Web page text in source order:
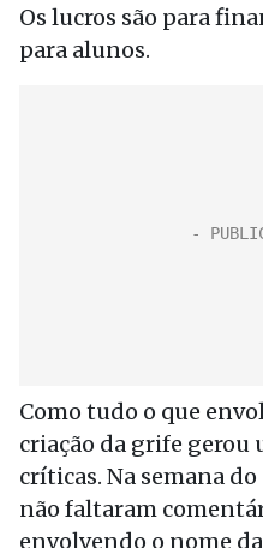
Os lucros são para
para alunos.
Como tudo o que
criação da grife gerou
críticas. Na semana
não faltaram
envolvendo o nome